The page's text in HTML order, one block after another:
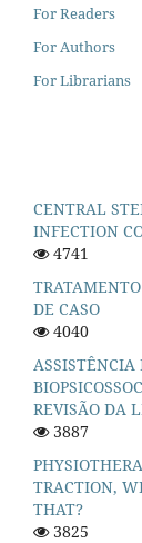
For Readers
For Authors
For Librarians
CENTRAL
INFECTION
4741
DE CASO
4040
REVISÃO DA
3887
TRACTION,
THAT?
3825